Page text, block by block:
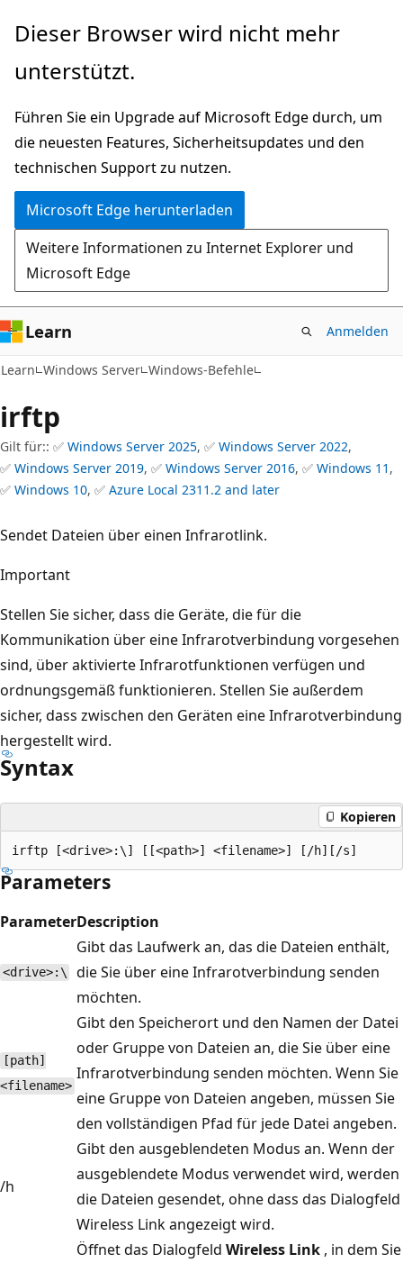
Zu
wechseln
Dieser Browser wird nicht mehr
unterstützt.
Führen Sie ein Upgrade auf Microsoft Edge durch, um
die neuesten Features, Sicherheitsupdates und den
technischen Support zu nutzen.
Microsoft Edge herunterladen
Weitere Informationen zu Internet Explorer und
Microsoft Edge
Learn Anmelden
Learn Windows Server Windows-Befehle
irftp
Gilt für:: ✅ Windows Server 2025, ✅ Windows Server 2022,
✅ Windows Server 2019, ✅ Windows Server 2016, ✅ Windows 11 ,
✅ Windows 10, ✅ Azure Local 2311.2 and later
Sendet Dateien über einen Infrarotlink.
Important
Stellen Sie sicher, dass die Geräte, die für die
Kommunikation über eine Infrarotverbindung vorgesehen
sind, über aktivierte Infrarotfunktionen verfügen und
ordnungsgemäß funktionieren. Stellen Sie außerdem
sicher, dass zwischen den Geräten eine Infrarotverbindung
hergestellt wird.
Syntax
Kopieren
Parameters
ParameterDescription
<drive>:\
Gibt das Laufwerk an, das die Dateien enthält,
die Sie über eine Infrarotverbindung senden
möchten.
[path]
<filename>
Gibt den Speicherort und den Namen der Datei
oder Gruppe von Dateien an, die Sie über eine
Infrarotverbindung senden möchten. Wenn Sie
eine Gruppe von Dateien angeben, müssen Sie
den vollständigen Pfad für jede Datei angeben.
/h
Gibt den ausgeblendeten Modus an. Wenn der
ausgeblendete Modus verwendet wird, werden
die Dateien gesendet, ohne dass das Dialogfeld
Wireless Link angezeigt wird.
Öffnet das Dialogfeld Wireless Link , in dem Sie